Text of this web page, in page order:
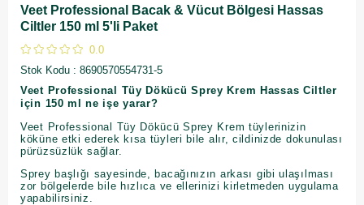
Veet Professional Bacak & Vücut Bölgesi Hassas
Ciltler 150 ml 5'li Paket
0.0
Stok Kodu
8690570554731-5
Veet Professional Tüy Dökücü Sprey Krem Hassas Ciltler
için 150 ml ne işe yarar?
Veet Professional Tüy Dökücü Sprey Krem tüylerinizin
köküne etki ederek kısa tüyleri bile alır, cildinizde dokunulası
pürüzsüzlük sağlar.
Sprey başlığı sayesinde, bacağınızın arkası gibi ulaşılması
zor bölgelerde bile hızlıca ve ellerinizi kirletmeden uygulama
yapabilirsiniz.